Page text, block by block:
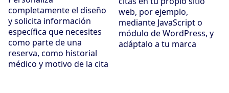
completamente el diseño
y solicita información
específica que necesites
como parte de una
reserva, como historial
médico y motivo de la cita
web, por ejemplo,
mediante JavaScript o
módulo de WordPress, y
adáptalo a tu marca